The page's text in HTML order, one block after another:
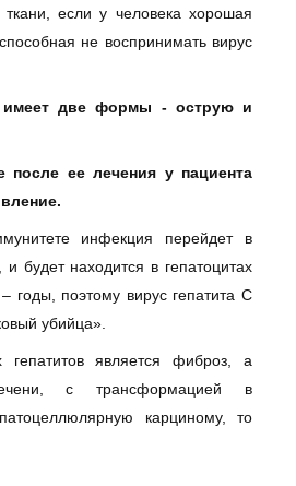
если у человека хорошая
не воспринимать вирус
имеет две формы - острую и
ее лечения у пациента
инфекция перейдет в
будет находится в гепатоцитах
годы, поэтому вирус гепатита С
убийца».
гепатитов является фиброз, а
с трансформацией в
карциному, то